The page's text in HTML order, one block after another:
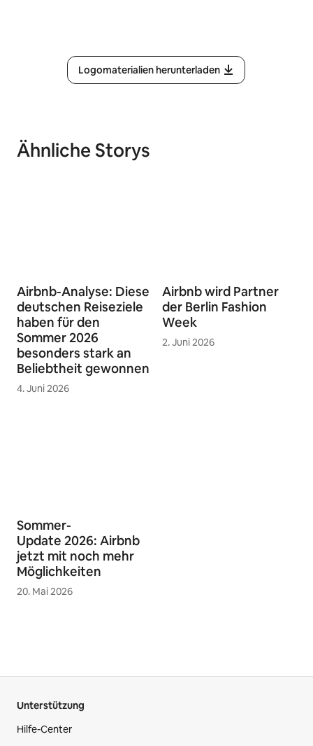
Logomaterialien herunterladen
Ähnliche Storys
Airbnb-Analyse: Diese
deutschen Reiseziele
haben für den
Sommer 2026
besonders stark an
Beliebtheit gewonnen
4. Juni 2026
Airbnb wird Partner
der Berlin Fashion
Week
2. Juni 2026
Sommer-
Update 2026: Airbnb
jetzt mit noch mehr
Möglichkeiten
20. Mai 2026
Unterstützung
Hilfe-Center